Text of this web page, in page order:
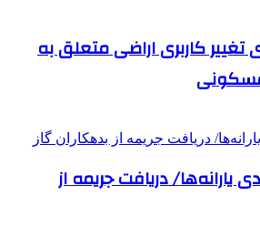
تغییر کاربری اراضی متعلق به
یارانه‌ها/ دریافت جریمه از